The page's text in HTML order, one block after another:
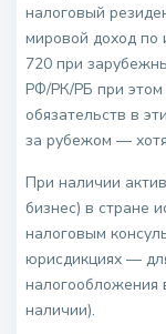
налоговый
мировой доход по
720 при
РФ/РК/РБ при этом
обязательств в
за рубежом —
При наличии
бизнес) в стране
налоговым
юрисдикциях —
наличии).